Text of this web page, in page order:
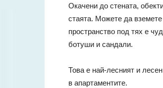
Окачени до стената,
стаята. Можете да
пространство под тях е
ботуши и сандали.
Това е най-лесният и
в апартаментите.